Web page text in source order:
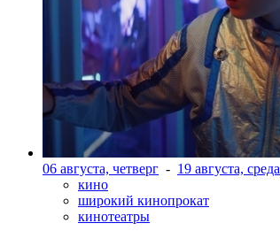
06 августа, четверг - 19 августа, среда
кино
широкий кинопрокат
кинотеатры